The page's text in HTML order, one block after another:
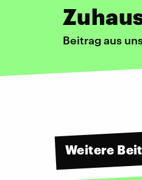
Beitrag aus
Weitere